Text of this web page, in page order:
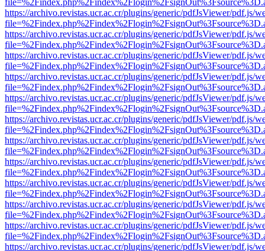
https://archivo.revistas.ucr.ac.cr/plugins/generic/pdfJsViewer/pdf.js/
https://archivo.revistas.ucr.ac.cr/plugins/generic/pdfJsViewer/pdf.js/
https://archivo.revistas.ucr.ac.cr/plugins/generic/pdfJsViewer/pdf.js/
https://archivo.revistas.ucr.ac.cr/plugins/generic/pdfJsViewer/pdf.js/
https://archivo.revistas.ucr.ac.cr/plugins/generic/pdfJsViewer/pdf.js/
https://archivo.revistas.ucr.ac.cr/plugins/generic/pdfJsViewer/pdf.js/
https://archivo.revistas.ucr.ac.cr/plugins/generic/pdfJsViewer/pdf.js/
https://archivo.revistas.ucr.ac.cr/plugins/generic/pdfJsViewer/pdf.js/
https://archivo.revistas.ucr.ac.cr/plugins/generic/pdfJsViewer/pdf.js/
https://archivo.revistas.ucr.ac.cr/plugins/generic/pdfJsViewer/pdf.js/
https://archivo.revistas.ucr.ac.cr/plugins/generic/pdfJsViewer/pdf.js/
https://archivo.revistas.ucr.ac.cr/plugins/generic/pdfJsViewer/pdf.js/